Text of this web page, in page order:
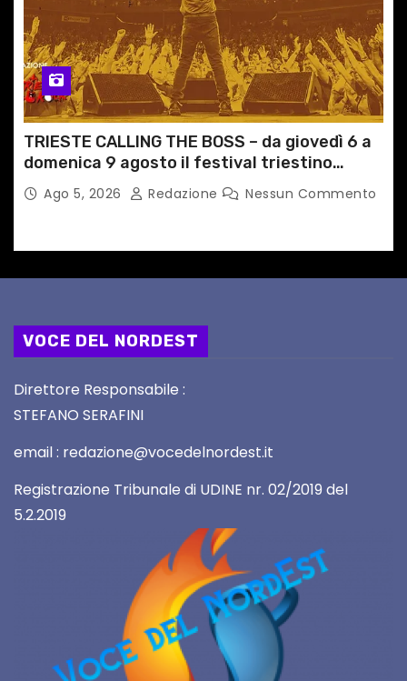
TRIESTE CALLING THE BOSS – da giovedì 6 a
domenica 9 agosto il festival triestino
dedicato a Springsteen
Ago 5, 2026 Redazione Nessun Commento
VOCE DEL NORDEST
Direttore Responsabile :
STEFANO SERAFINI
email : redazione@vocedelnordest.it
Registrazione Tribunale di UDINE nr. 02/2019 del
5.2.2019